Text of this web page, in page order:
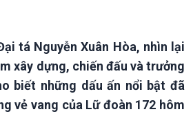
Thời sự 12h
Thời sự 18h
Thời sự 21h30
Bản tin
Chuyên mục
tá Nguyễn Xuân Hòa, nhìn lại
xây dựng, chiến đấu và trưởng
biết những dấu ấn nổi bật đã
vẻ vang của Lữ đoàn 172 hôm